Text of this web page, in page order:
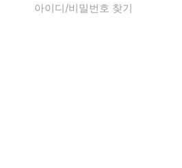
아이디/비밀번호 찾기